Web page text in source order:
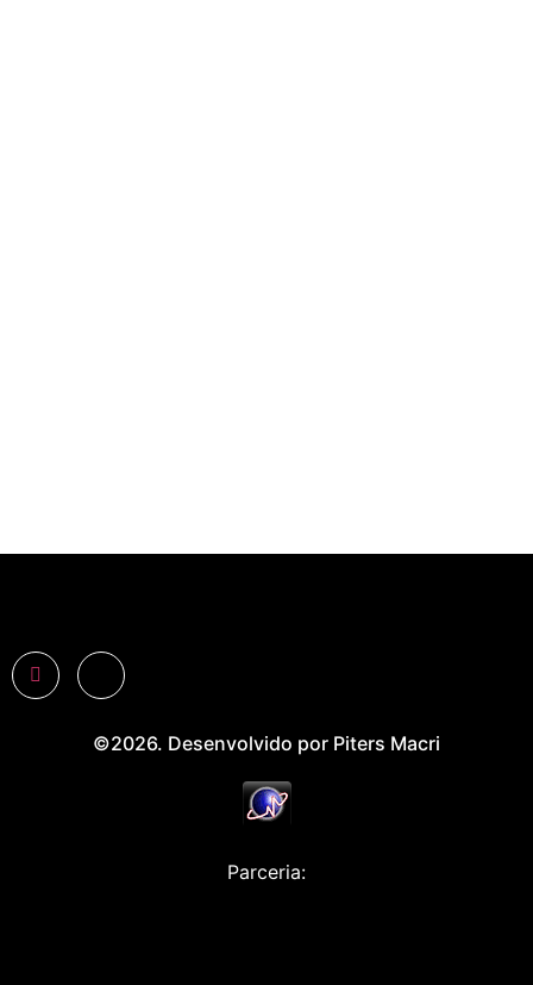
©2026. Desenvolvido por Piters Macri
Parceria: